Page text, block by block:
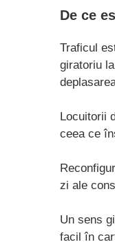
De ce
Traficul
giratoriu
Locuitorii
ceea ce
zi ale
Un sens
facil în